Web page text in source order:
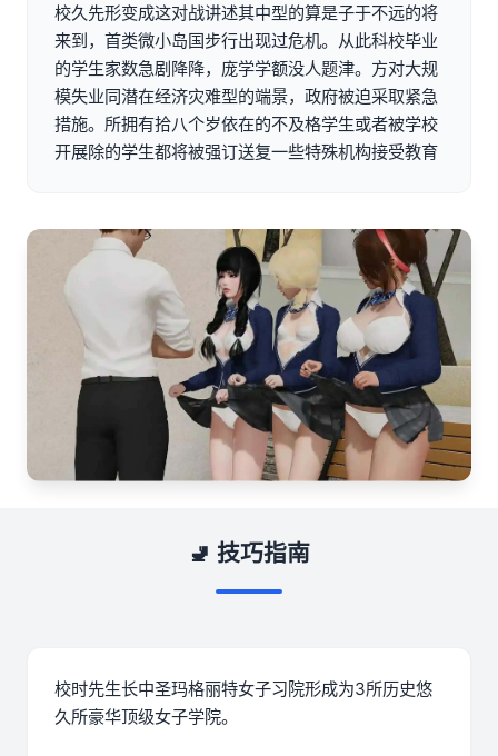
校久先形变成这对战讲述其中型的算是子于不远的将
来到，首类微小岛国步行出现过危机。从此科校毕业
的学生家数急剧降降，庞学学额没人题津。方对大规
模失业同潜在经济灾难型的端景，政府被迫采取紧急
措施。所拥有拾八个岁依在的不及格学生或者被学校
开展除的学生都将被强订送复一些特殊机构接受教育
🚽 技巧指南
校时先生长中圣玛格丽特女子习院形成为3所历史悠
久所豪华顶级女子学院。